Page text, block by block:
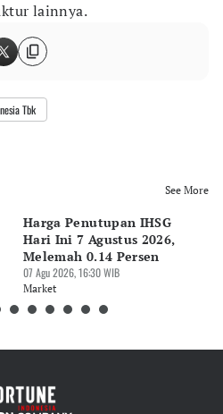
lainnya.
Tbk
See More
Harga Penutupan IHSG
Hari Ini 7 Agustus 2026,
Melemah 0.14 Persen
07 Agu 2026, 16:30 WIB
Market